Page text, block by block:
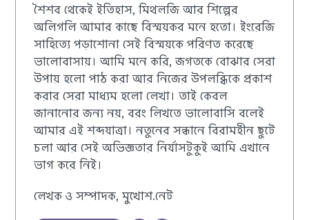
শৈশব থেকেই ইতিহাস, মিথলজি আর শিল্পের
অলিগলি আমার কাছে বিস্ময়কর মনে হতো। ইংরেজি
সাহিত্যে পড়াশোনা সেই বিস্ময়কে পরিণত করেছে
ভালোবাসায়। আমি মনে করি, জগতকে বোঝার সেরা
উপায় হলো পাঠ করা আর নিজের উপলব্ধিকে প্রকাশ
করার সেরা মাধ্যম হলো লেখা। তাই কেবল
জানানোর জন্য নয়, বরং লিখতে ভালোবাসি বলেই
আমার এই শব্দযাত্রা। নতুনের সন্ধানে বিরামহীন ছুটে
চলা আর সেই অভিজ্ঞতার নির্যাসটুকুই আমি এখানে
ভাগ করে নিই।
লেখক ও সম্পাদক, মুখোশ.নেট